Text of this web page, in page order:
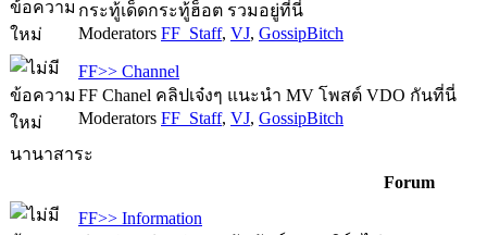
กระทู้เด็ดกระทู้ฮ็อต รวมอยู่ที่นี่
Moderators FF_Staff, VJ, GossipBitch
FF>> Channel
FF Chanel คลิปเจ๋งๆ แนะนำ MV โพสต์ VDO กันที่นี่
Moderators FF_Staff, VJ, GossipBitch
นานาสาระ
Forum
FF>> Information